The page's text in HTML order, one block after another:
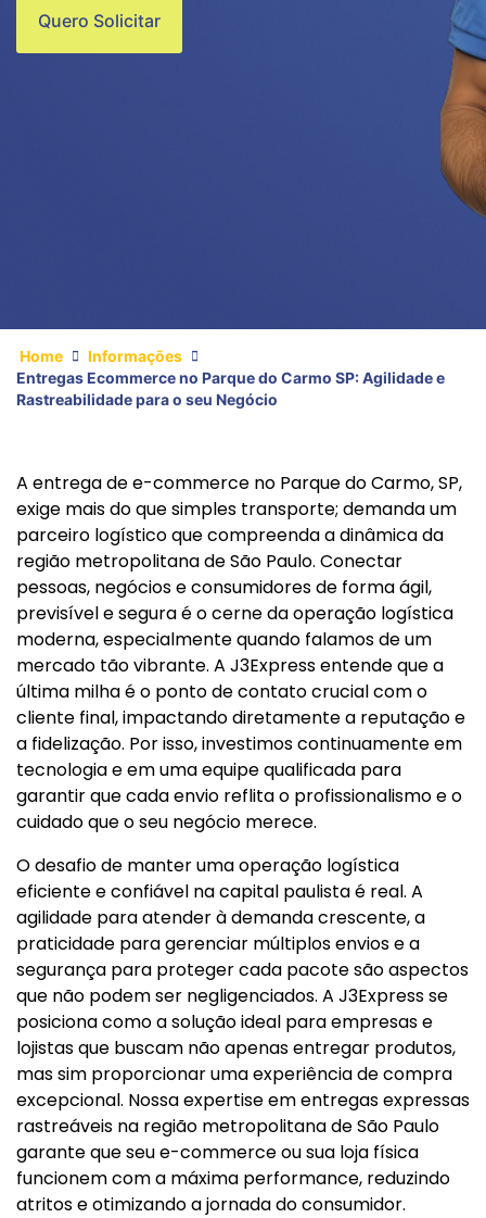
Quero Solicitar
Home
Informações
Entregas Ecommerce no Parque do Carmo SP: Agilidade e
Rastreabilidade para o seu Negócio
A entrega de e-commerce no Parque do Carmo, SP,
exige mais do que simples transporte; demanda um
parceiro logístico que compreenda a dinâmica da
região metropolitana de São Paulo. Conectar
pessoas, negócios e consumidores de forma ágil,
previsível e segura é o cerne da operação logística
moderna, especialmente quando falamos de um
mercado tão vibrante. A J3Express entende que a
última milha é o ponto de contato crucial com o
cliente final, impactando diretamente a reputação e
a fidelização. Por isso, investimos continuamente em
tecnologia e em uma equipe qualificada para
garantir que cada envio reflita o profissionalismo e o
cuidado que o seu negócio merece.
O desafio de manter uma operação logística
eficiente e confiável na capital paulista é real. A
agilidade para atender à demanda crescente, a
praticidade para gerenciar múltiplos envios e a
segurança para proteger cada pacote são aspectos
que não podem ser negligenciados. A J3Express se
posiciona como a solução ideal para empresas e
lojistas que buscam não apenas entregar produtos,
mas sim proporcionar uma experiência de compra
excepcional. Nossa expertise em entregas expressas
rastreáveis na região metropolitana de São Paulo
garante que seu e-commerce ou sua loja física
funcionem com a máxima performance, reduzindo
atritos e otimizando a jornada do consumidor.